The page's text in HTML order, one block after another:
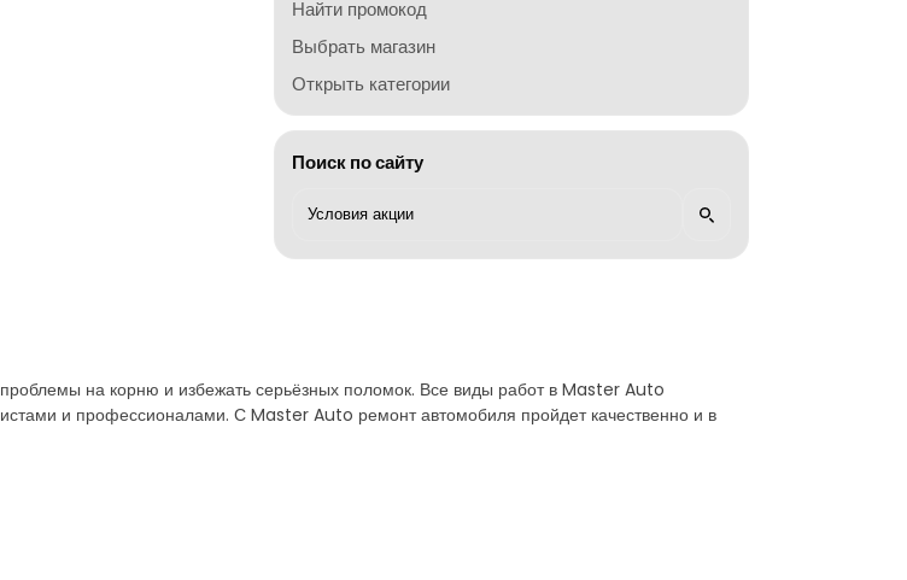
Найти промокод
Выбрать магазин
Открыть категории
Поиск по сайту
на корню и избежать серьёзных поломок. Все виды работ в Master Auto
и профессионалами. С Master Auto ремонт автомобиля пройдет качественно и в